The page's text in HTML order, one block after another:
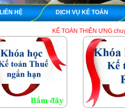
LIÊN HỆ DỊCH VỤ KẾ TOÁN
KẾ TOÁN THIÊN ƯNG chuyên dạy